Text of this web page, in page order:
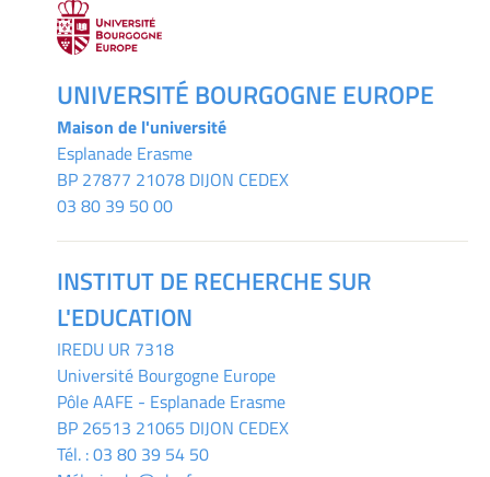
UNIVERSITÉ BOURGOGNE EUROPE
Maison de l'université
Esplanade Erasme
BP 27877 21078 DIJON CEDEX
03 80 39 50 00
INSTITUT DE RECHERCHE SUR
L'EDUCATION
IREDU UR 7318
Université Bourgogne Europe
Pôle AAFE - Esplanade Erasme
BP 26513 21065 DIJON CEDEX
Tél. :03 80 39 54 50